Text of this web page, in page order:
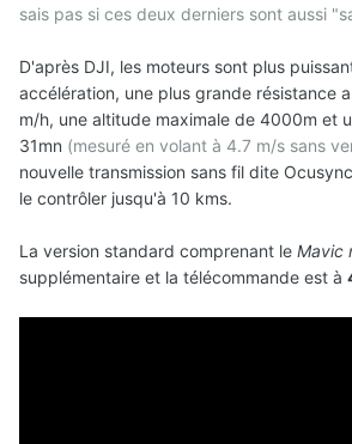
sais pas si ces deux derniers sont aussi
D'après DJI, les moteurs sont plus
accélération, une plus grande résistance
m/h, une altitude maximale de 4000m et
31mn (mesuré en volant à 4.7 m/s sans
nouvelle transmission sans fil dite
le contrôler jusqu'à 10 kms.
La version standard comprenant le Mavic
supplémentaire et la télécommande est à